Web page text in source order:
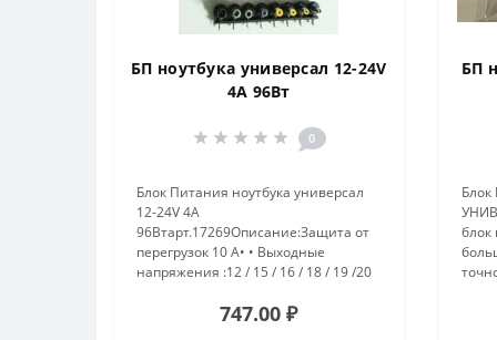
БП ноутбука универсал 12-24V
4A 96Вт
0
Блок Питания ноутбука универсал
12-24V 4A
96Втарт.17269Описание:Защита от
перегрузок 10 А• • Выходные
напряжения :12 / 15 / 16 / 18 / 19 /20
насадок - штекеров к ноутбукам
747.00 ₽
БП
Блок
блок